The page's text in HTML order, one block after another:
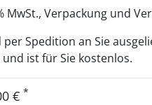
MwSt., Verpackung und
per Spedition an Sie
ist für Sie kostenlos.
€ *